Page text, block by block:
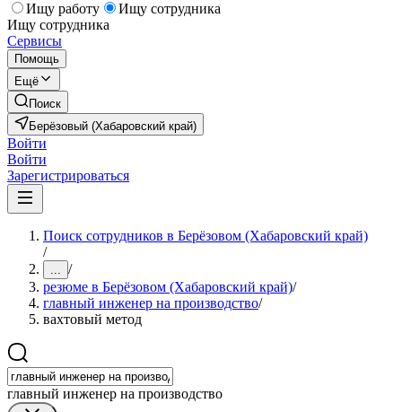
Ищу работу
Ищу сотрудника
Ищу сотрудника
Сервисы
Помощь
Ещё
Поиск
Берёзовый (Хабаровский край)
Войти
Войти
Зарегистрироваться
Поиск сотрудников в Берёзовом (Хабаровский край)
/
... /
резюме в Берёзовом (Хабаровский край)/
главный инженер на производство/
вахтовый метод
главный инженер на производство